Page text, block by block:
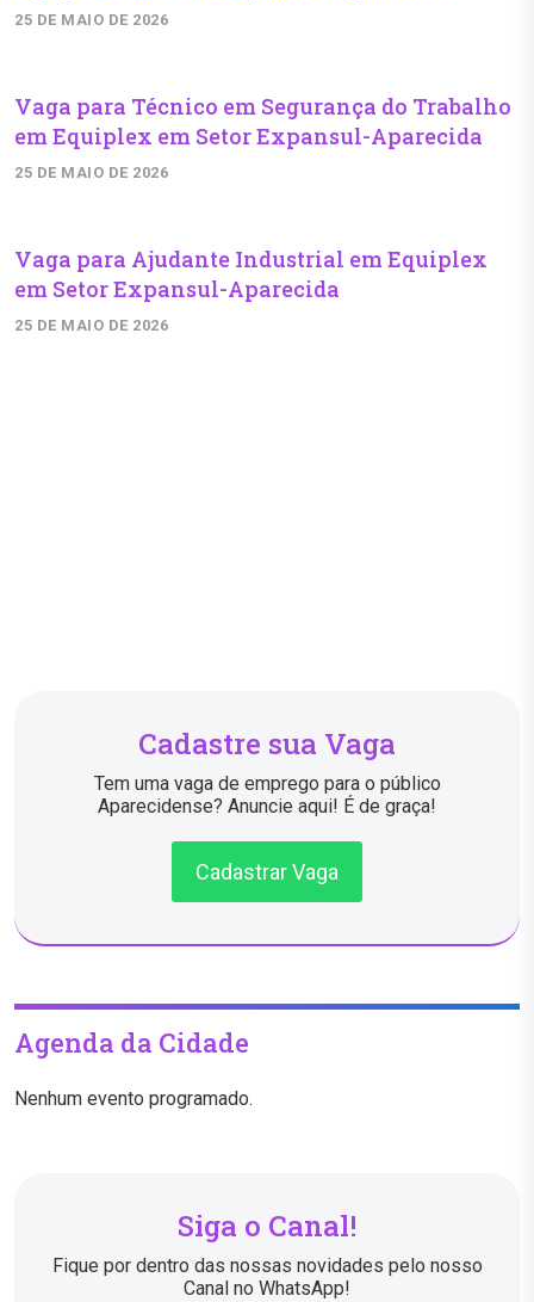
25 DE MAIO DE 2026
Vaga para Técnico em Segurança do Trabalho
em Equiplex em Setor Expansul-Aparecida
25 DE MAIO DE 2026
Vaga para Ajudante Industrial em Equiplex
em Setor Expansul-Aparecida
25 DE MAIO DE 2026
Cadastre sua Vaga
Tem uma vaga de emprego para o público
Aparecidense? Anuncie aqui! É de graça!
Cadastrar Vaga
Agenda da Cidade
Nenhum evento programado.
Siga o Canal!
Fique por dentro das nossas novidades pelo nosso
Canal no WhatsApp!